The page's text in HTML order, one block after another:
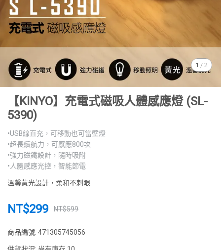
1 /2
【KINYO】充電式磁吸人體感應燈 (SL-
5390)
•USB線直充，可移動也可當壁燈
•超長續航力，可感應800次
•強力磁鐵設計，隨時吸附
•人體感應光控，智能節電
溫馨黃光設計，柔和不刺眼
NT$299 NT$599
商品編號:471305745056